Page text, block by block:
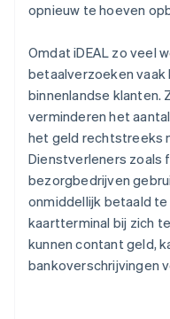
opnieuw te hoeven
Omdat iDEAL zo veel
betaalverzoeken
binnenlandse klanten.
verminderen het
het geld rechtstreeks
Dienstverleners zoals
bezorgbedrijven
onmiddellijk betaald
kaartterminal bij zich
kunnen contant geld,
bankoverschrijvingen